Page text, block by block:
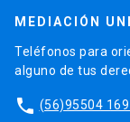
MEDIACIÓN
Teléfonos para
alguno de tus
phone (56)95504